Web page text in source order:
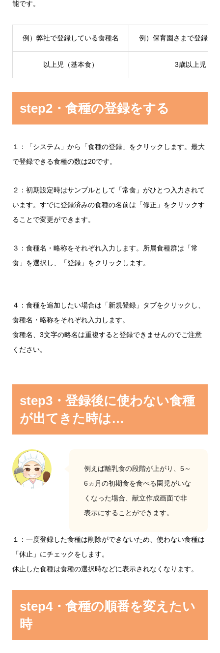
能です。
例）弊社で登録している食種名 例）保育園さまで登録す
以上児（基本食） 3歳以上児
step2・食種の登録をする
１：「システム」から「食種の登録」をクリックします。最大
で登録できる食種の数は20です。
２：初期設定時はサンプルとして「常食」がひとつ入力されて
います。すでに登録済みの食種の名前は「修正」をクリックす
ることで変更ができます。
３：食種名・略称をそれぞれ入力します。所属食種群は「常
食」を選択し、「登録」をクリックします。
４：食種を追加したい場合は「新規登録」タブをクリックし、
食種名・略称をそれぞれ入力します。
食種名、3文字の略名は重複すると登録できませんのでご注意
ください。
step3・登録後に使わない食種
が出てきた時は…
例えば離乳食の段階が上がり、5～
6ヵ月の初期食を食べる園児がいな
くなった場合、献立作成画面で非
表示にすることができます。
１：一度登録した食種は削除ができないため、使わない食種は
「休止」にチェックをします。
休止した食種は食種の選択時などに表示されなくなります。
step4・食種の順番を変えたい
時